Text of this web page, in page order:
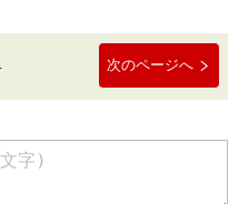
次のページへ